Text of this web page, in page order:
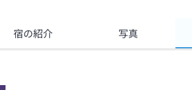
宿の紹介 写真